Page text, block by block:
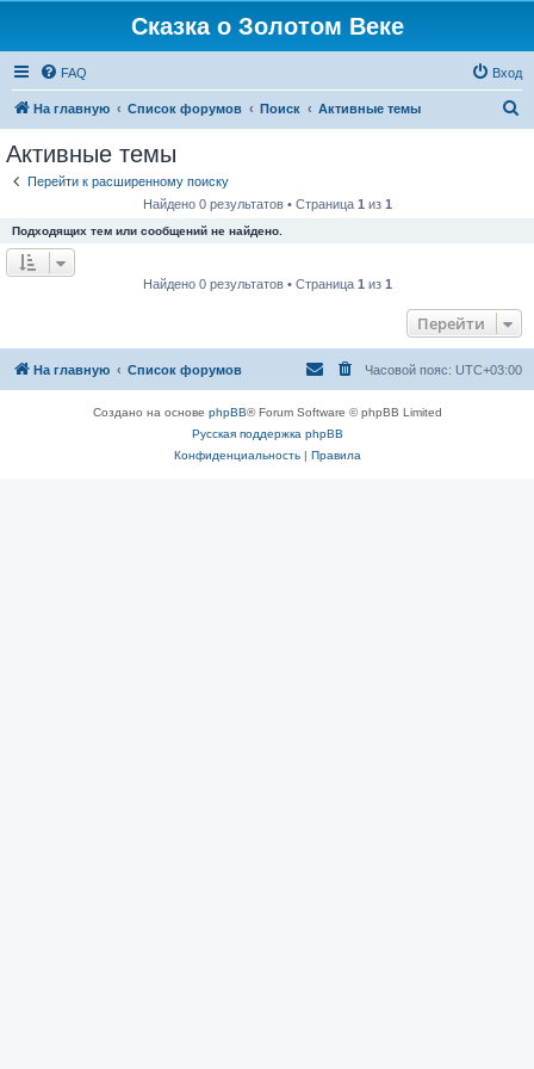
Сказка о Золотом Веке
FAQ Вход
На главную Список форумов Поиск Активные темы
Активные темы
Перейти к расширенному поиску
Найдено 0 результатов • Страница 1 из 1
Подходящих тем или сообщений не найдено.
Найдено 0 результатов • Страница 1 из 1
Перейти
На главную Список форумов Часовой пояс: UTC+03:00
Создано на основе phpBB® Forum Software © phpBB Limited
Русская поддержка phpBB
Конфиденциальность| Правила